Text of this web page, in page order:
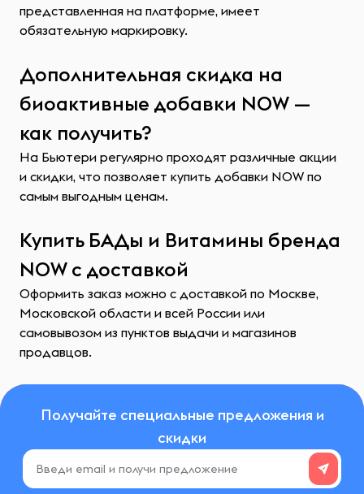
представленная на платформе, имеет
обязательную маркировку.
Дополнительная скидка на
биоактивные добавки NOW —
как получить?
На Бьютери регулярно проходят различные акции
и скидки, что позволяет купить добавки NOW по
самым выгодным ценам.
Купить БАДы и Витамины бренда
NOW с доставкой
Оформить заказ можно с доставкой по Москве,
Московской области и всей России или
самовывозом из пунктов выдачи и магазинов
продавцов.
Получайте специальные предложения и
скидки